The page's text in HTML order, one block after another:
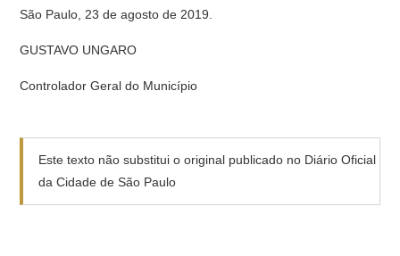
São Paulo, 23 de agosto de 2019.
GUSTAVO UNGARO
Controlador Geral do Município
Este texto não substitui o original publicado no Diário Oficial
da Cidade de São Paulo